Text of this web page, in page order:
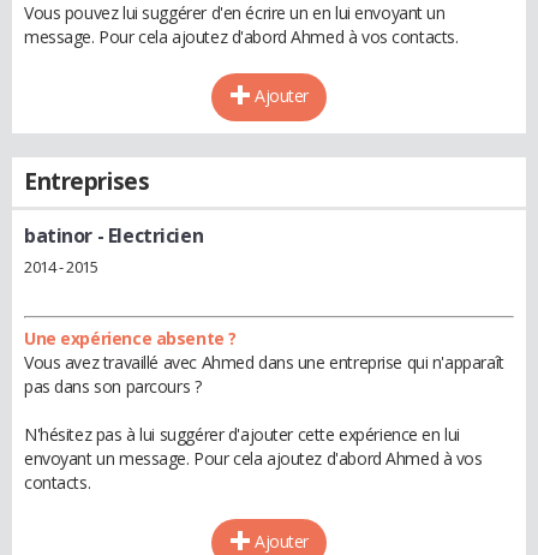
Vous pouvez lui suggérer d'en écrire un en lui envoyant un
message. Pour cela ajoutez d'abord Ahmed à vos contacts.
Ajouter
Entreprises
batinor - Electricien
2014 - 2015
Une expérience absente ?
Vous avez travaillé avec Ahmed dans une entreprise qui n'apparaît
pas dans son parcours ?
N'hésitez pas à lui suggérer d'ajouter cette expérience en lui
envoyant un message. Pour cela ajoutez d'abord Ahmed à vos
contacts.
Ajouter